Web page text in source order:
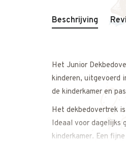
Beschrijving
Het Junior
kinderen, uitgevoerd
de kinderkamer en
Het dekbedovertrek
Ideaal voor dagelijks
kinderkamer. Een